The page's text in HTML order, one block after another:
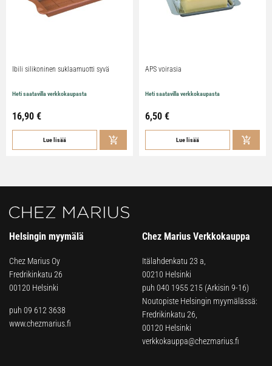
Ibili silikoninen suklaamuotti syvä
Heti saatavilla verkkokaupasta
16,90 €
Lue lisää
APS voirasia
Heti saatavilla verkkokaupasta
6,50 €
Lue lisää
Helsingin myymälä
Chez Marius Oy
Fredrikinkatu 26
00120 Helsinki
puh 09 612 3638
www.chezmarius.fi
Chez Marius Verkkokauppa
Itälahdenkatu 23 a,
00210 Helsinki
puh 040 1955 215 (Arkisin 9-16)
Noutopiste Helsingin myymälässä:
Fredrikinkatu 26,
00120 Helsinki
verkkokauppa@chezmarius.fi